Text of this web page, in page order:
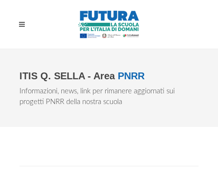
ITIS Q. SELLA - Area PNRR
Informazioni, news, link per rimanere aggiornati sui
progetti PNRR della nostra scuola